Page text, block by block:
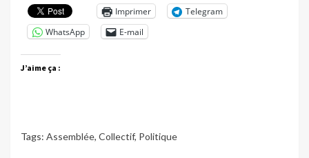
Imprimer
Telegram
WhatsApp
E-mail
J’aime ça :
Tags: Assemblée, Collectif, Politique